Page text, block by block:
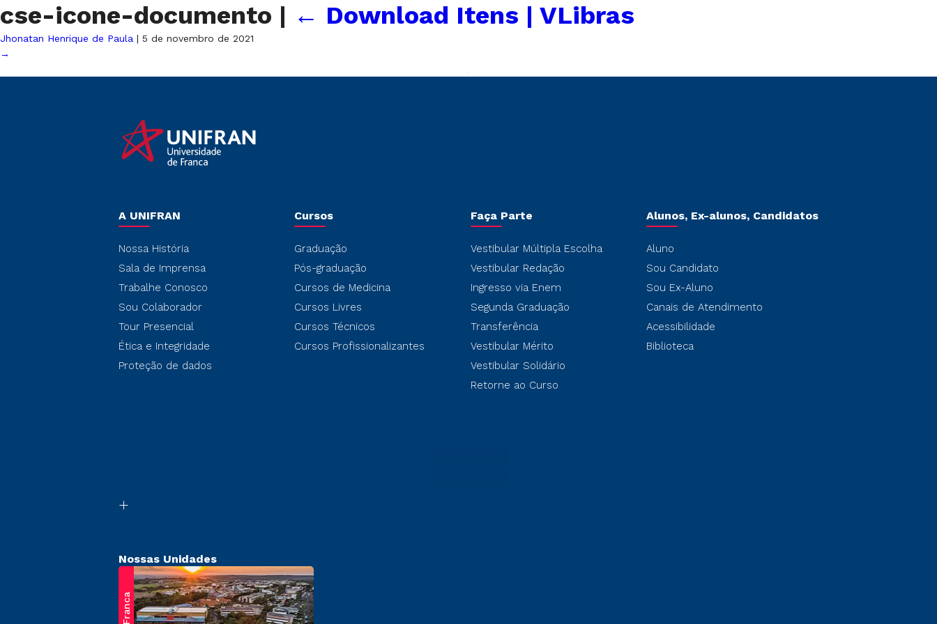
cse-icone-documento | ← Download Itens | VLibras
Jhonatan Henrique de Paula | 5 de novembro de 2021
→
A UNIFRAN
Nossa História
Sala de Imprensa
Trabalhe Conosco
Sou Colaborador
Tour Presencial
Ética e Integridade
Proteção de dados
Cursos
Graduação
Pós-graduação
Cursos de Medicina
Cursos Livres
Cursos Técnicos
Cursos Profissionalizantes
Faça Parte
Vestibular Múltipla Escolha
Vestibular Redação
Ingresso via Enem
Segunda Graduação
Transferência
Vestibular Mérito
Vestibular Solidário
Retorne ao Curso
Alunos, Ex-alunos, Candidatos
Aluno
Sou Candidato
Sou Ex-Aluno
Canais de Atendimento
Acessibilidade
Biblioteca
Nossas Unidades
Franca